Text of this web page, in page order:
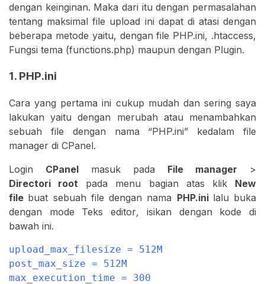
dengan keinginan. Maka dari itu dengan permasalahan
tentang maksimal file upload ini dapat di atasi dengan
beberapa metode yaitu, dengan file PHP.ini, .htaccess,
Fungsi tema (functions.php) maupun dengan Plugin.
1. PHP.ini
Cara yang pertama ini cukup mudah dan sering saya
lakukan yaitu dengan merubah atau menambahkan
sebuah file dengan nama “PHP.ini” kedalam file
manager di CPanel.
Login CPanel masuk pada File manager >
Directori root pada menu bagian atas klik New
file buat sebuah file dengan nama PHP.ini lalu buka
dengan mode Teks editor, isikan dengan kode di
bawah ini.
upload_max_filesize = 512M
post_max_size = 512M
max_execution_time = 300